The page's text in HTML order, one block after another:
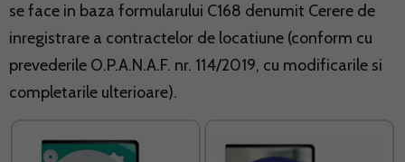
se face in baza formularului C168 denumit Cerere de
inregistrare a contractelor de locatiune (conform cu
prevederile O.P.A.N.A.F. nr. 114/2019, cu modificarile si
completarile ulterioare).